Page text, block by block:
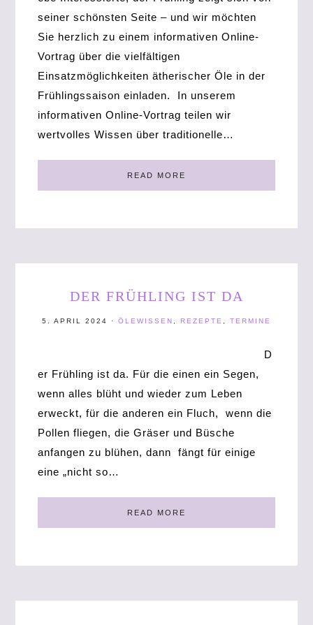
seiner schönsten Seite – und wir möchten
Sie herzlich zu einem informativen Online-
Vortrag über die vielfältigen
Einsatzmöglichkeiten ätherischer Öle in der
Frühlingssaison einladen. In unserem
informativen Online-Vortrag teilen wir
wertvolles Wissen über traditionelle…
READ MORE
DER FRÜHLING IST DA
5. APRIL 2024 · ÖLEWISSEN REZEPTE TERMINE
D
er Frühling ist da. Für die einen ein Segen,
wenn alles blüht und wieder zum Leben
erweckt, für die anderen ein Fluch, wenn die
Pollen fliegen, die Gräser und Büsche
anfangen zu blühen, dann fängt für einige
eine „nicht so…
READ MORE